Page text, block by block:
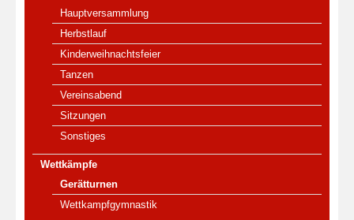
Hauptversammlung
Herbstlauf
Kinderweihnachtsfeier
Tanzen
Vereinsabend
Sitzungen
Sonstiges
Wettkämpfe
Gerätturnen
Wettkampfgymnastik